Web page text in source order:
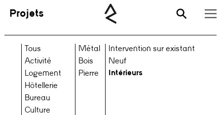
Projets
Tous
Activité
Logement
Hôtellerie
Bureau
Culture
Métal
Bois
Pierre
Intervention sur existant
Neuf
Intérieurs